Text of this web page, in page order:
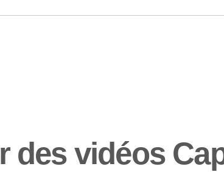
des vidéos